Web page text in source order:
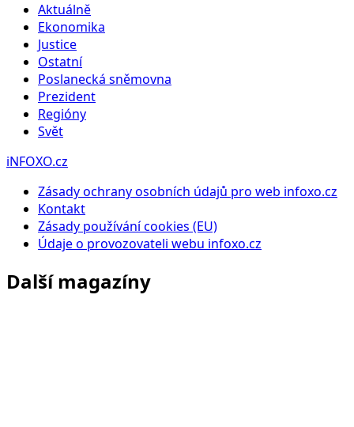
Aktuálně
Ekonomika
Justice
Ostatní
Poslanecká sněmovna
Prezident
Regióny
Svět
iNFOXO.cz
Zásady ochrany osobních údajů pro web infoxo.cz
Kontakt
Zásady používání cookies (EU)
Údaje o provozovateli webu infoxo.cz
Další magazíny